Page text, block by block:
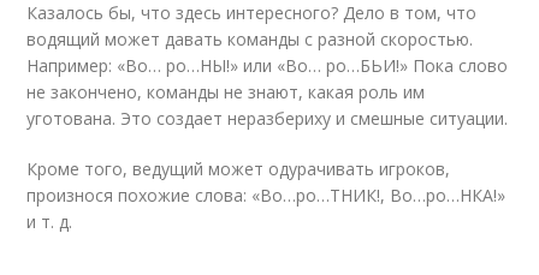
Казалось бы, что здесь интересного? Дело в том, что
водящий может давать команды с разной скоростью.
Например: «Во… ро…НЫ!» или «Во… ро…БЬИ!» Пока слово
не закончено, команды не знают, какая роль им
уготована. Это создает неразбериху и смешные ситуации.
Кроме того, ведущий может одурачивать игроков,
произнося похожие слова: «Во…ро…ТНИК!, Во…ро…НКА!»
и т. д.